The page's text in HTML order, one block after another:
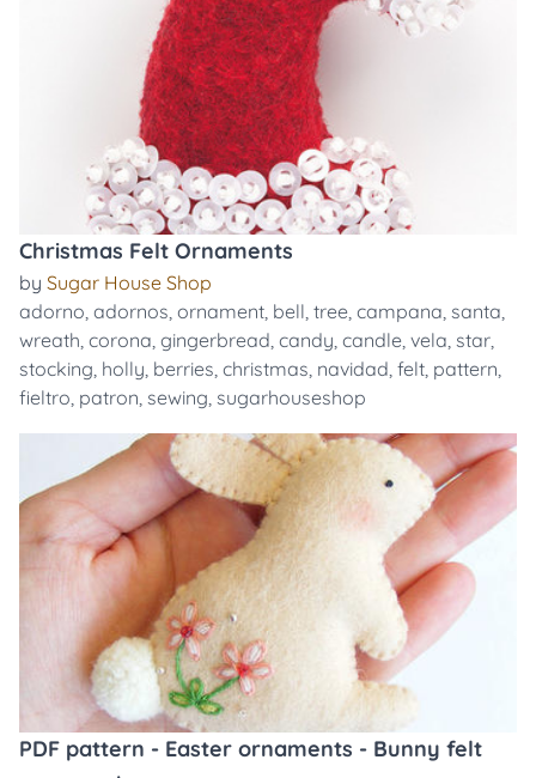
Christmas Felt Ornaments
by Sugar House Shop
adorno, adornos, ornament, bell, tree, campana, santa,
wreath, corona, gingerbread, candy, candle, vela, star,
stocking, holly, berries, christmas, navidad, felt, pattern,
fieltro, patron, sewing, sugarhouseshop
PDF pattern - Easter ornaments - Bunny felt